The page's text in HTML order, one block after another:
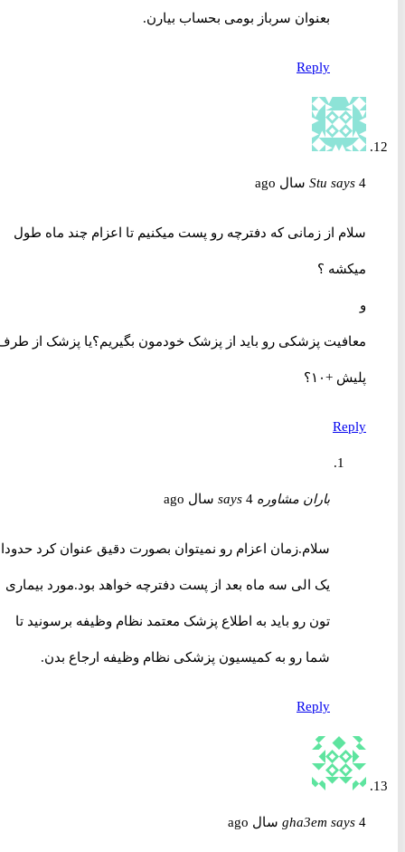
بعنوان سرباز بومی بحساب بیارن.
Reply
Stu says
سلام از زمانی که دفترچه رو پست میکنیم تا اعزام چند ماه طول
میکشه ؟
معافیت پزشکی رو باید از پزشک خودمون بگیریم؟یا پزشک از طرف
پلیش +۱۰؟
Reply
باران مشاوره says 4 سال ago
سلام.زمان اعزام رو نمیتوان بصورت دقیق عنوان کرد حدودا
یک الی سه ماه بعد از پست دفترچه خواهد بود.مورد بیماری
تون رو باید به اطلاع پزشک معتمد نظام وظیفه برسونید تا
شما رو به کمیسیون پزشکی نظام وظیفه ارجاع بدن.
Reply
gha3em says